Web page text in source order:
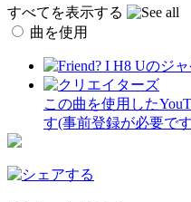
すべてを表示する
曲を使用
この曲を使用した
す(事前登録が必要で